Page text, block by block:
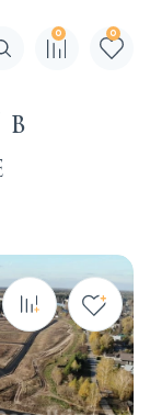
Поиск по сайту
0 0